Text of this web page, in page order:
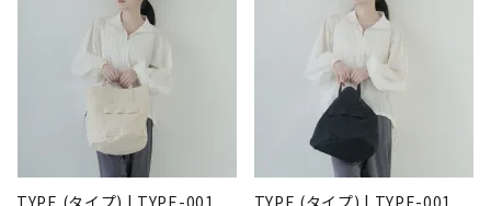
TYPE (タイプ) | TYPE-001 TYPE (タイプ) | TYPE-001